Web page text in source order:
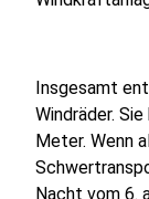
Insgesamt
Windräder.
Meter. Wenn
Nacht vom 6.